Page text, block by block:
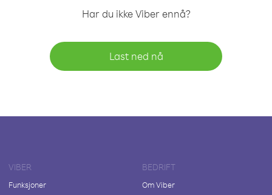
Har du ikke Viber ennå?
Last ned nå
VIBER
Funksjoner
BEDRIFT
Om Viber